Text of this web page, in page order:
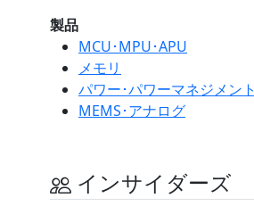
製品
MCU･MPU･APU
メモリ
パワー･パワーマネジメント
MEMS･アナログ
インサイダーズ